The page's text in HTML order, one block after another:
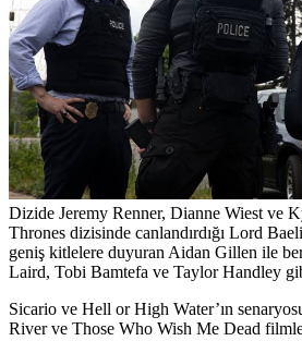
Dizide Jeremy Renner, Dianne Wiest ve
Thrones dizisinde canlandırdığı Lord
geniş kitlelere duyuran Aidan Gillen ile
Laird, Tobi Bamtefa ve Taylor Handley
Sicario ve Hell or High Water’ın
River ve Those Who Wish Me Dead